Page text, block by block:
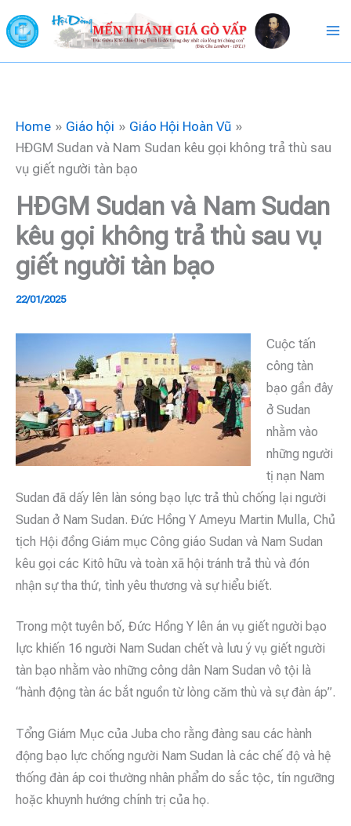
to
content
Home Giáo hội
Giáo Hội Hoàn Vũ
HĐGM Sudan và Nam Sudan kêu gọi không trả thù sau
vụ giết người tàn bạo
HĐGM Sudan và Nam Sudan
kêu gọi không trả thù sau vụ
giết người tàn bạo
22/01/2025
Cuộc tấn
công tàn
bạo gần đây
ở Sudan
nhằm vào
những người
tị nạn Nam
Sudan đã dấy lên làn sóng bạo lực trả thù chống lại người
Sudan ở Nam Sudan. Đức Hồng Y Ameyu Martin Mulla, Chủ
tịch Hội đồng Giám mục Công giáo Sudan và Nam Sudan
kêu gọi các Kitô hữu và toàn xã hội tránh trả thù và đón
nhận sự tha thứ, tình yêu thương và sự hiểu biết.
Trong một tuyên bố, Đức Hồng Y lên án vụ giết người bạo
lực khiến 16 người Nam Sudan chết và lưu ý vụ giết người
tàn bạo nhằm vào những công dân Nam Sudan vô tội là
“hành động tàn ác bắt nguồn từ lòng căm thù và sự đàn áp”.
Tổng Giám Mục của Juba cho rằng đàng sau các hành
động bạo lực chống người Nam Sudan là các chế độ và hệ
thống đàn áp coi thường nhân phẩm do sắc tộc, tín ngưỡng
hoặc khuynh hướng chính trị của họ.